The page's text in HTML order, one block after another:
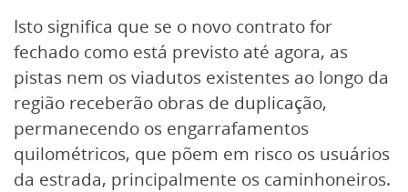
Isto significa que se o novo contrato for
fechado como está previsto até agora, as
pistas nem os viadutos existentes ao longo da
região receberão obras de duplicação,
permanecendo os engarrafamentos
quilométricos, que põem em risco os usuários
da estrada, principalmente os caminhoneiros.